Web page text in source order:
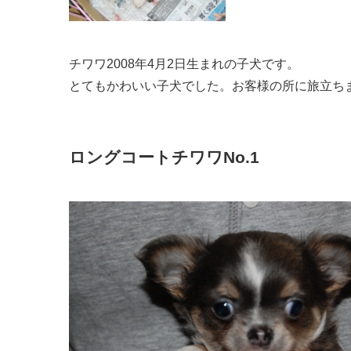
チワワ2008年4月2日生まれの子犬です。
とてもかわいい子犬でした。お客様の所に旅立ち
ロングコートチワワNo.1